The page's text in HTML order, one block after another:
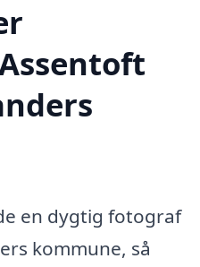
en dygtig fotograf
kommune, så